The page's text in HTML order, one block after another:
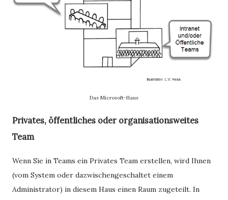
Das Microsoft-Haus
Privates, öffentliches oder organisationsweites
Team
Wenn Sie in Teams ein Privates Team erstellen, wird Ihnen
(vom System oder dazwischengeschaltet einem
Administrator) in diesem Haus einen Raum zugeteilt. In